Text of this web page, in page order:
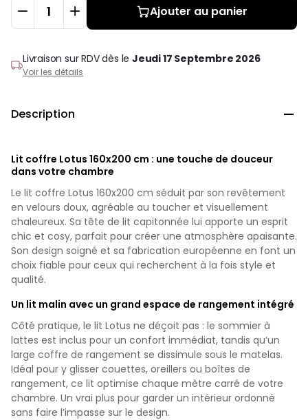
Ajouter au panier
Livraison sur RDVdès leJeudi 17 Septembre 2026
Voir les détails
Description 
Lit coffre Lotus 160x200 cm : une touche de douceur
dans votre chambre
Le lit coffre Lotus 160x200 cm séduit par son revêtement
en velours doux, agréable au toucher et visuellement
chaleureux. Sa tête de lit capitonnée lui apporte un esprit
chic et cosy, parfait pour créer une atmosphère apaisante.
Son design soigné et sa fabrication européenne en font un
choix fiable pour ceux qui recherchent à la fois style et
qualité.
Un lit malin avec un grand espace de rangement intégré
Côté pratique, le lit Lotus ne déçoit pas : le sommier à
lattes est inclus pour un confort immédiat, tandis qu’un
large coffre de rangement se dissimule sous le matelas.
Idéal pour y glisser couettes, oreillers ou boîtes de
rangement, ce lit optimise chaque mètre carré de votre
chambre. Un vrai plus pour garder un intérieur ordonné
sans faire l’impasse sur le design.